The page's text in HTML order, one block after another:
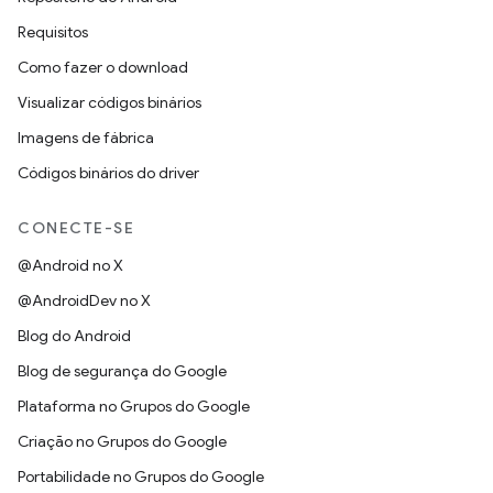
Requisitos
Como fazer o download
Visualizar códigos binários
Imagens de fábrica
Códigos binários do driver
CONECTE-SE
@Android no X
@AndroidDev no X
Blog do Android
Blog de segurança do Google
Plataforma no Grupos do Google
Criação no Grupos do Google
Portabilidade no Grupos do Google